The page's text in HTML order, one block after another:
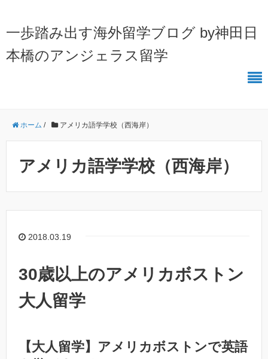
一歩踏み出す海外留学ブログ by神田日
本橋のアンジェラス留学
ホーム / アメリカ語学学校（西海岸）
アメリカ語学学校（西海岸）
2018.03.19
30歳以上のアメリカボストン
大人留学
【大人留学】アメリカボストンで英語